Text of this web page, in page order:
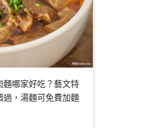
麵哪家好吃？藝文特
過，湯麵可免費加麵